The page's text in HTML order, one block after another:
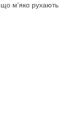
що м'яко